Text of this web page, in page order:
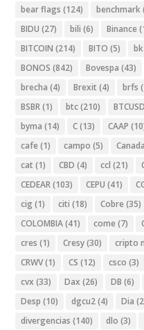
bear flags (124) benchmark
BIDU (27) bili (6) Binance
BITCOIN (214) BITO (5) bk
BONOS (842) Bovespa (43)
brecha (4) Brexit (4) brfs
BSBR(1) btc(210) BTCUSD
byma (14) C(13) CAAP
cafe (1) campo (5) Canada
cat (1) CBD (4) ccl (21)
CEDEAR(103) CEPU (41)
cig (1) citi (18) Cobre (35)
COLOMBIA(41) come (7)
cres (1) Cresy(30) cripto
CRWV(1) CS (12) csco (3)
cvx (33) Dax (26) DB (6)
Desp (10) dgcu2(4) Dia
divergencias (140) dlo (3)